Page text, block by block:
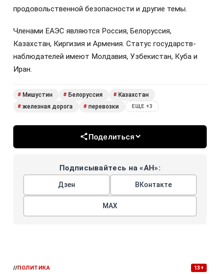
продовольственной безопасности и другие темы.
Членами ЕАЭС являются Россия, Белоруссия,
Казахстан, Киргизия и Армения. Статус государств-
наблюдателей имеют Молдавия, Узбекистан, Куба и
Иран.
# Мишустин # Белоруссия # Казахстан
# железная дорога # перевозки ЕЩЕ +3
Поделиться
Подписывайтесь на «АН»:
Дзен ВКонтакте
МАХ
//ПОЛИТИКА 13+